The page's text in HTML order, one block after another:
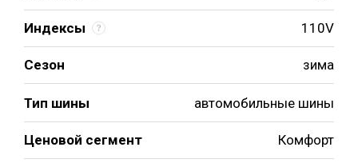
Индексы 110V
Сезон зима
Тип шины автомобильные шины
Ценовой сегмент Комфорт